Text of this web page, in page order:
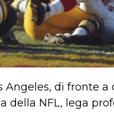
Angeles, di fronte
della NFL, lega